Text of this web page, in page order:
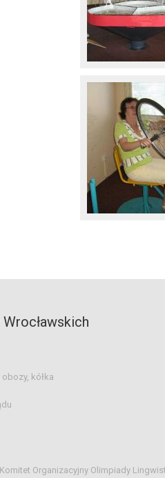
obozy, kółka
Komitet Organizacyjny Olimpiady